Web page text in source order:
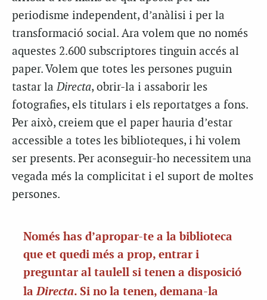
periodisme independent, d’anàlisi i per la
transformació social. Ara volem que no només
aquestes 2.600 subscriptores tinguin accés al
paper. Volem que totes les persones puguin
tastar laDirecta, obrir-la i assaborir les
fotografies, els titulars i els reportatges a fons.
Per això, creiem que el paper hauria d’estar
accessible a totes les biblioteques, i hi volem
ser presents. Per aconseguir-ho necessitem una
vegada més la complicitat i el suport de moltes
persones.
Només has d’apropar-te a la biblioteca
que et quedi més a prop, entrar i
preguntar al taulell si tenen a disposició
laDirecta. Si no la tenen, demana-la